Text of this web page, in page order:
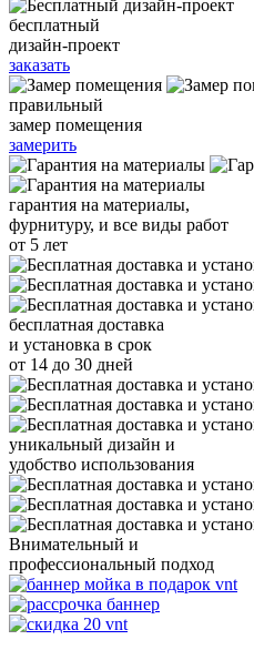
бесплатный
дизайн-проект
заказать
правильный
замер помещения
замерить
гарантия на материалы,
фурнитуру, и все виды работ
от 5 лет
бесплатная доставка
и установка в срок
от 14 до 30 дней
уникальный дизайн и
удобство использования
Внимательный и
профессиональный подход